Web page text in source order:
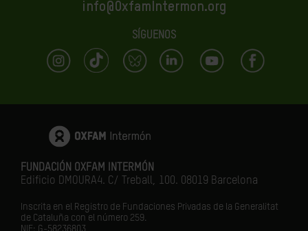
info@OxfamIntermon.org
SÍGUENOS
FUNDACIÓN OXFAM INTERMÓN
Edificio DMOURA4. C/ Treball, 100. 08019 Barcelona
Inscrita en el Registro de Fundaciones Privadas de la Generalitat
de Cataluña con el número 259.
NIF: G-58236803